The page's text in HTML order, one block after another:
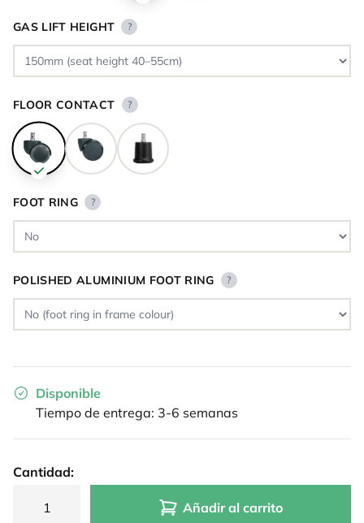
GAS LIFT HEIGHT ?
FLOOR CONTACT ?
FOOT RING ?
POLISHED ALUMINIUM FOOT RING ?
Disponible
Tiempo de entrega: 3-6 semanas
Cantidad:
Añadir al carrito